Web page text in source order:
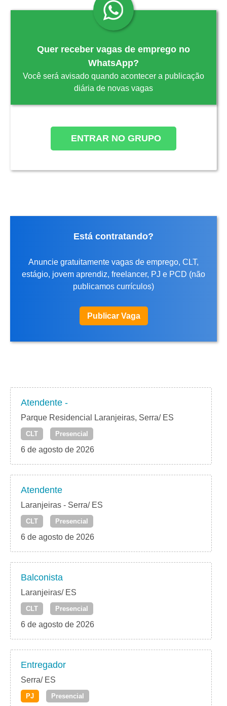
Quer receber vagas de emprego no
WhatsApp?
Você será avisado quando acontecer a publicação
diária de novas vagas
ENTRAR NO GRUPO
Está contratando?
Anuncie gratuitamente vagas de emprego, CLT,
estágio, jovem aprendiz, freelancer, PJ e PCD (não
publicamos currículos)
Publicar Vaga
Atendente -
Parque Residencial Laranjeiras, Serra/ ES
CLT Presencial
6 de agosto de 2026
Atendente
Laranjeiras - Serra/ ES
CLT Presencial
6 de agosto de 2026
Balconista
Laranjeiras/ ES
CLT Presencial
6 de agosto de 2026
Entregador
Serra/ ES
PJ Presencial